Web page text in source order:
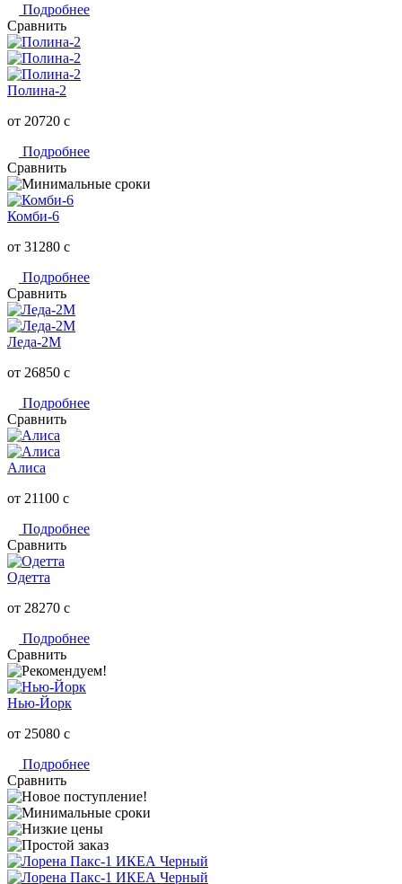
Подробнее
Сравнить
Полина-2
от 20720 c
Подробнее
Сравнить
Комби-6
от 31280 c
Подробнее
Сравнить
Леда-2М
от 26850 c
Подробнее
Сравнить
Алиса
от 21100 c
Подробнее
Сравнить
Одетта
от 28270 c
Подробнее
Сравнить
Нью-Йорк
от 25080 c
Подробнее
Сравнить